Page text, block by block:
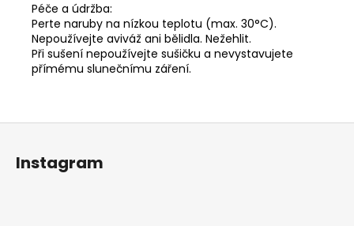
Péče a údržba:
Perte naruby na nízkou teplotu (max. 30°C).
Nepoužívejte aviváž ani bělidla. Nežehlit.
Při sušení nepoužívejte sušičku a nevystavujete
přímému slunečnímu záření.
Instagram